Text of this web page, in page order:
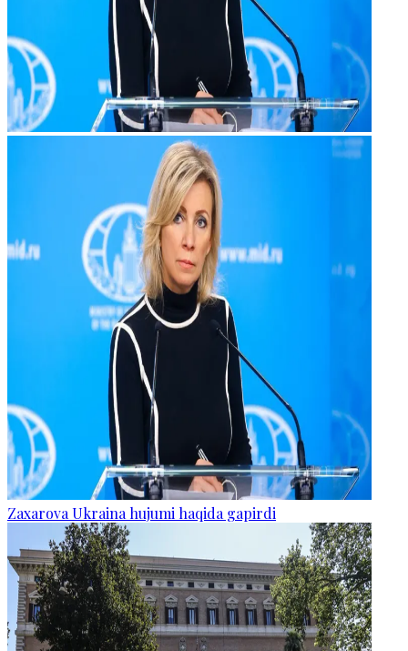
Zaxarova Ukraina hujumi haqida gapirdi